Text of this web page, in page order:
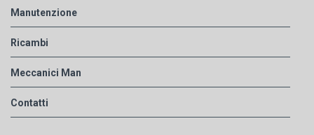
Manutenzione
Ricambi
Meccanici Man
Contatti